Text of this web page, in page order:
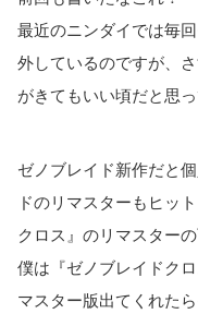
最近のニンダイでは毎
外しているのですが、
がきてもいい頃だと思っ
ゼノブレイド新作だと
ドのリマスターもヒッ
クロス』のリマスター
僕は『ゼノブレイドク
マスター版出てくれた